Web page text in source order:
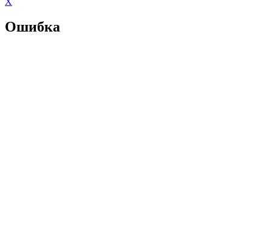
Ошибка